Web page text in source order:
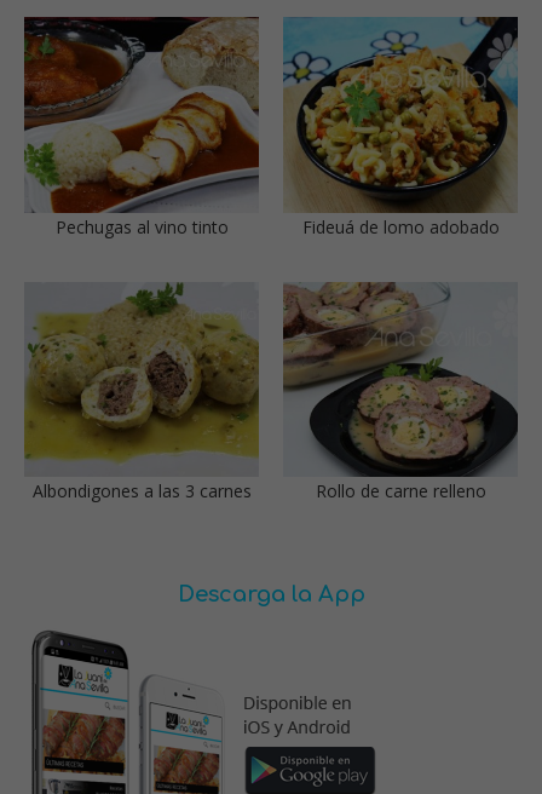
Pechugas al vino tinto Fideuá de lomo adobado
Albondigones a las 3 carnes Rollo de carne relleno
Descarga la App